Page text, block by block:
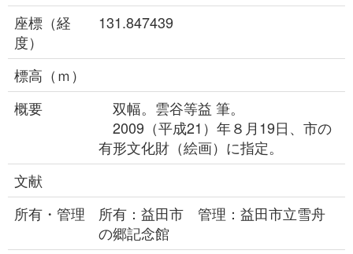
座標（経
度）
131.847439
標高（ｍ）
概要
双幅。雲谷等益 筆。
2009（平成21）年８月19日、市の
有形文化財（絵画）に指定。
文献
所有・管理
所有：益田市 管理：益田市立雪舟
の郷記念館